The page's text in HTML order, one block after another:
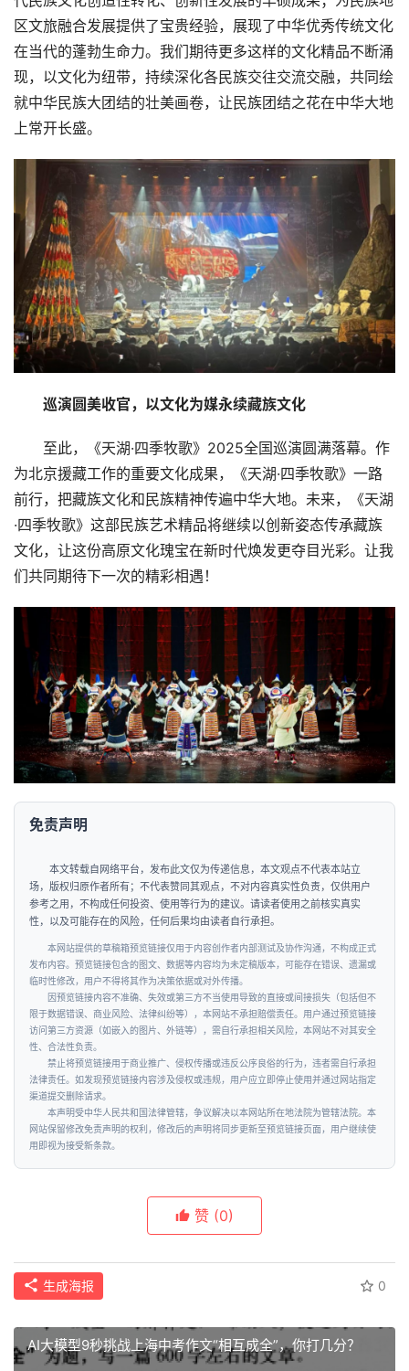
经
技
汽
车
地
产
业
圈
投
商
学
院
登录 注册
区文旅融合发展提供了宝贵经验，展现了中华优秀传统文化
在当代的蓬勃生命力。我们期待更多这样的文化精品不断涌
现，以文化为纽带，持续深化各民族交往交流交融，共同绘
就中华民族大团结的壮美画卷，让民族团结之花在中华大地
上常开长盛。
巡演圆美收官，以文化为媒永续藏族文化
至此，《天湖·四季牧歌》2025全国巡演圆满落幕。作
为北京援藏工作的重要文化成果，《天湖·四季牧歌》一路
前行，把藏族文化和民族精神传遍中华大地。未来，《天湖
·四季牧歌》这部民族艺术精品将继续以创新姿态传承藏族
文化，让这份高原文化瑰宝在新时代焕发更夺目光彩。让我
们共同期待下一次的精彩相遇！
免责声明
本文转载自网络平台，发布此文仅为传递信息，本文观点不代表本站立
场，版权归原作者所有；不代表赞同其观点，不对内容真实性负责，仅供用户
参考之用，不构成任何投资、使用等行为的建议。请读者使用之前核实真实
性，以及可能存在的风险，任何后果均由读者自行承担。
本网站提供的草稿箱预览链接仅用于内容创作者内部测试及协作沟通，不构成正式
发布内容。预览链接包含的图文、数据等内容均为未定稿版本，可能存在错误、遗漏或
临时性修改，用户不得将其作为决策依据或对外传播。
因预览链接内容不准确、失效或第三方不当使用导致的直接或间接损失（包括但不
限于数据错误、商业风险、法律纠纷等），本网站不承担赔偿责任。用户通过预览链接
访问第三方资源（如嵌入的图片、外链等），需自行承担相关风险，本网站不对其安全
性、合法性负责。
禁止将预览链接用于商业推广、侵权传播或违反公序良俗的行为，违者需自行承担
法律责任。如发现预览链接内容涉及侵权或违规，用户应立即停止使用并通过网站指定
渠道提交删除请求。
本声明受中华人民共和国法律管辖，争议解决以本网站所在地法院为管辖法院。本
网站保留修改免责声明的权利，修改后的声明将同步更新至预览链接页面，用户继续使
用即视为接受新条款。
赞 (0)
生成海报 0
AI大模型9秒挑战上海中考作文“相互成全”，你打几分？